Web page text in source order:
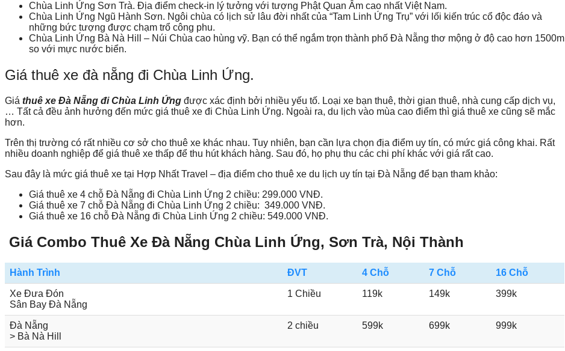
Chùa Linh Ứng Sơn Trà. Địa điểm check-in lý tưởng với tượng Phật Quan Âm cao nhất Việt Nam.
Chùa Linh Ứng Ngũ Hành Sơn. Ngôi chùa có lịch sử lâu đời nhất của “Tam Linh Ứng Trụ” với lối kiến trúc cổ độc đáo và
những bức tượng được chạm trổ công phu.
Chùa Linh Ứng Bà Nà Hill – Núi Chùa cao hùng vỹ. Bạn có thể ngắm trọn thành phố Đà Nẵng thơ mộng ở độ cao hơn 1500m
so với mực nước biển.
Giá thuê xe đà nẵng đi Chùa Linh Ứng.
Giá thuê xe Đà Nẵng đi Chùa Linh Ứng được xác định bởi nhiều yếu tố. Loại xe bạn thuê, thời gian thuê, nhà cung cấp dịch vụ,
… Tất cả đều ảnh hưởng đến mức giá thuê xe đi Chùa Linh Ứng. Ngoài ra, du lịch vào mùa cao điểm thì giá thuê xe cũng sẽ mắc
hơn.
Trên thị trường có rất nhiều cơ sở cho thuê xe khác nhau. Tuy nhiên, bạn cần lựa chọn địa điểm uy tín, có mức giá công khai. Rất
nhiều doanh nghiệp để giá thuê xe thấp để thu hút khách hàng. Sau đó, họ phụ thu các chi phí khác với giá rất cao.
Sau đây là mức giá thuê xe tại Hợp Nhất Travel – địa điểm cho thuê xe du lịch uy tín tại Đà Nẵng để bạn tham khảo:
Giá thuê xe 4 chỗ Đà Nẵng đi Chùa Linh Ứng 2 chiều: 299.000 VNĐ.
Giá thuê xe 7 chỗ Đà Nẵng đi Chùa Linh Ứng 2 chiều: 349.000 VNĐ.
Giá thuê xe 16 chỗ Đà Nẵng đi Chùa Linh Ứng 2 chiều: 549.000 VNĐ.
Giá Combo Thuê Xe Đà Nẵng Chùa Linh Ứng, Sơn Trà, Nội Thành
Hành Trình ĐVT 4 Chỗ 7 Chỗ 16 Chỗ
Xe Đưa Đón
Sân Bay Đà Nẵng
1 Chiều 119k 149k 399k
Đà Nẵng
> Bà Nà Hill
2 chiều 599k 699k 999k